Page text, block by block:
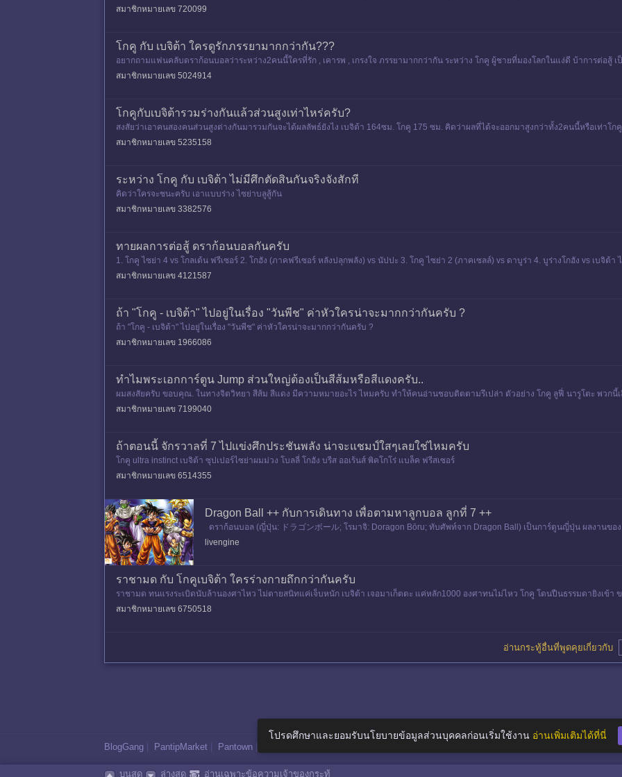
สมาชิกหมายเลข 720099
โกคู กับ เบจิต้า ใครดูรักภรรยามากกว่ากัน???
อยากถามแฟนคลับดราก้อนบอลว่าระหว่าง2คนนี้ใครที่รัก , เคารพ , เกรงใจ ภรรยามากกว่ากัน ระหว่าง โกคู ผู้ชายที่มองโลกในแง่ดี บ้าการต่อสู้
เป็นพ่อท
สมาชิกหมายเลข 5024914
โกคูกับเบจิต้ารวมร่างกันแล้วส่วนสูงเท่าไหร่ครับ?
สงสัยว่าเอาคนสองคนส่วนสูงต่างกันมารวมกันจะได้ผลลัพธ์ยังไง เบจิต้า 164ซม. โกคู 175 ซม. คิดว่าผลที่ได้จะออกมาสูงกว่าทั้ง2คนนี้หรือเท่าโ
สมาชิกหมายเลข 5235158
ระหว่าง โกคู กับ เบจิต้า ไม่มีศึกตัดสินกันจริงจังสักที
คิดว่าใครจะชนะครับ เอาแบบร่าง ไซย่าบลูสู้กัน
สมาชิกหมายเลข 3382576
ทายผลการต่อสู้ ดราก้อนบอลกันครับ
1. โกคู ไซย่า 4 vs โกลเด้น ฟรีเซอร์ 2. โกฮัง (ภาคฟรีเซอร์ หลังปลุกพลัง) vs นัปปะ 3. โกคู ไซย่า 2 (ภาคเซลล์) vs ดาบูร่า 4. บูร่างโกฮัง vs เบจิต้า
สมาชิกหมายเลข 4121587
ถ้า "โกคู - เบจิต้า" ไปอยู่ในเรื่อง "วันพีช" ค่าหัวใครน่าจะมากกว่ากันครับ ?
ถ้า "โกคู - เบจิต้า" ไปอยู่ในเรื่อง "วันพีช" ค่าหัวใครน่าจะมากกว่ากันครับ ?
สมาชิกหมายเลข 1966086
ทำไมพระเอกการ์ตูน Jump ส่วนใหญ่ต้องเป็นสีส้มหรือสีแดงครับ..
ผมสงสัยครับ ขอบคุณ. ในทางจิตวิทยา สีส้ม สีแดง มีความหมายอะไร ไหมครับ ทำให้คนอ่านชอบติตตามรึเปล่า ตัวอย่าง โกคู ลูฟี่ นารูโตะ พวกนี้
กเกตุมา ก
สมาชิกหมายเลข 7199040
ถ้าตอนนี้ จักรวาลที่ 7 ไปแข่งศึกประชันพลัง น่าจะแชมป์ใสๆเลยใช่ไหมครับ
โกคู ultra instinct เบจิต้า ซุปเปอร์ไซย่าผมม่วง โบลลี่ โกฮัง บรีส ออเร้นส์ พิคโกโร่ แบล็ค ฟรีสเซอร์
สมาชิกหมายเลข 6514355
Dragon Ball ++ กับการเดินทาง เพื่อตามหาลูกบอล ลูกที่ 7 ++
ดราก้อนบอล (ญี่ปุ่น: ドラゴンボール; โรมาจิ: Doragon Bōru; ทับศัพท์จาก Dragon Ball) เป็นการ์ตูนญี่ปุ่น ผลงานข
พ.ศ. 2527 - พ.ศ. 2538 และรวมเป็นฉบับรว
livengine
ราชามด กับ โกคูเบจิต้า ใครร่างกายถึกกว่ากันครับ
ราชามด ทนแรงระเบิดนับล้านองศาไหว ไม่ตายสนิทแค่เจ็บหนัก เบจิต้า เจอมาเก็ตตะ แค่หลัก1000 องศาทนไม่ไหว โกคู โดนปืนธรรมดายิงเข้า
บิดดวงดาวจากท่านบิลได้ ไม
สมาชิกหมายเลข 6750518
อ่านกระทู้อื่นที่พูดคุยเกี่ยวกับ
บนสุด ล่างสุด อ่านเฉพาะข้อความเจ้าของกระทู้
BlogGang PantipMarket Pantown
โปรดศึกษาและยอมรับนโยบายข้อมูลส่วนบุคคลก่อนเริ่มใช้งาน อ่านเพิ่มเติมได้ที่นี่